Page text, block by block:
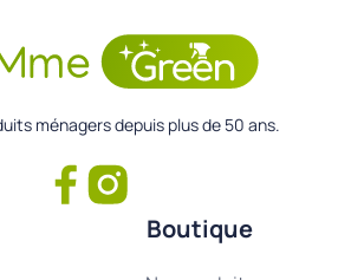
ménagers depuis plus de 50 ans.
Boutique